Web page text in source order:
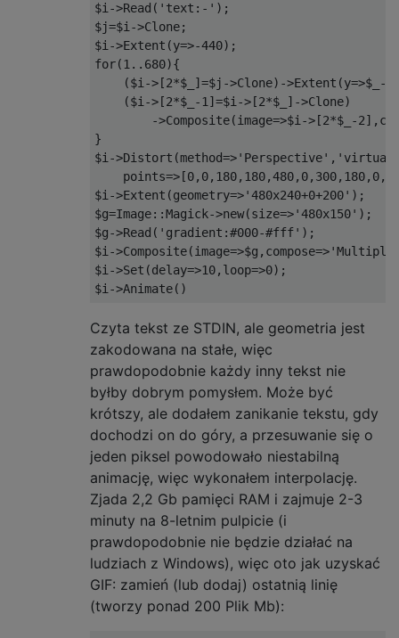
$i ->Read ( 'text:-' );
$j=$i ->Clone;
$i ->Extent (y=>-440);
for(1. . 680){
($i ->[2*$_ ]=$j ->Clone)->Extent (y=>$_ -
($i ->[2*$_ -1 ]=$i ->[2*$_ ]->Clone)
->Composite(image=>$i ->[2*$_ -2],
}
$i ->Distort (method=>'Perspective' ,
    points
=>[0, 0, 180, 180,480, 0, 300, 180, 0,
$i ->Extent (geometry=>'480x240+0+200' );
$g=Image::Magick->new(size=>'480x150' );
$g->Read ( 'gradient:#000-#fff' );
$i ->Composite(image=>$g , compose=>
$i ->Set (delay=>10, loop=>0);
$i ->Animate()
Czyta tekst ze STDIN, ale geometria jest
zakodowana na stałe, więc
prawdopodobnie każdy inny tekst nie
byłby dobrym pomysłem. Może być
krótszy, ale dodałem zanikanie tekstu, gdy
dochodzi on do góry, a przesuwanie się o
jeden piksel powodowało niestabilną
animację, więc wykonałem interpolację.
Zjada 2,2 Gb pamięci RAM i zajmuje 2-3
minuty na 8-letnim pulpicie (i
prawdopodobnie nie będzie działać na
ludziach z Windows), więc oto jak uzyskać
GIF: zamień (lub dodaj) ostatnią linię
(tworzy ponad 200 Plik Mb):